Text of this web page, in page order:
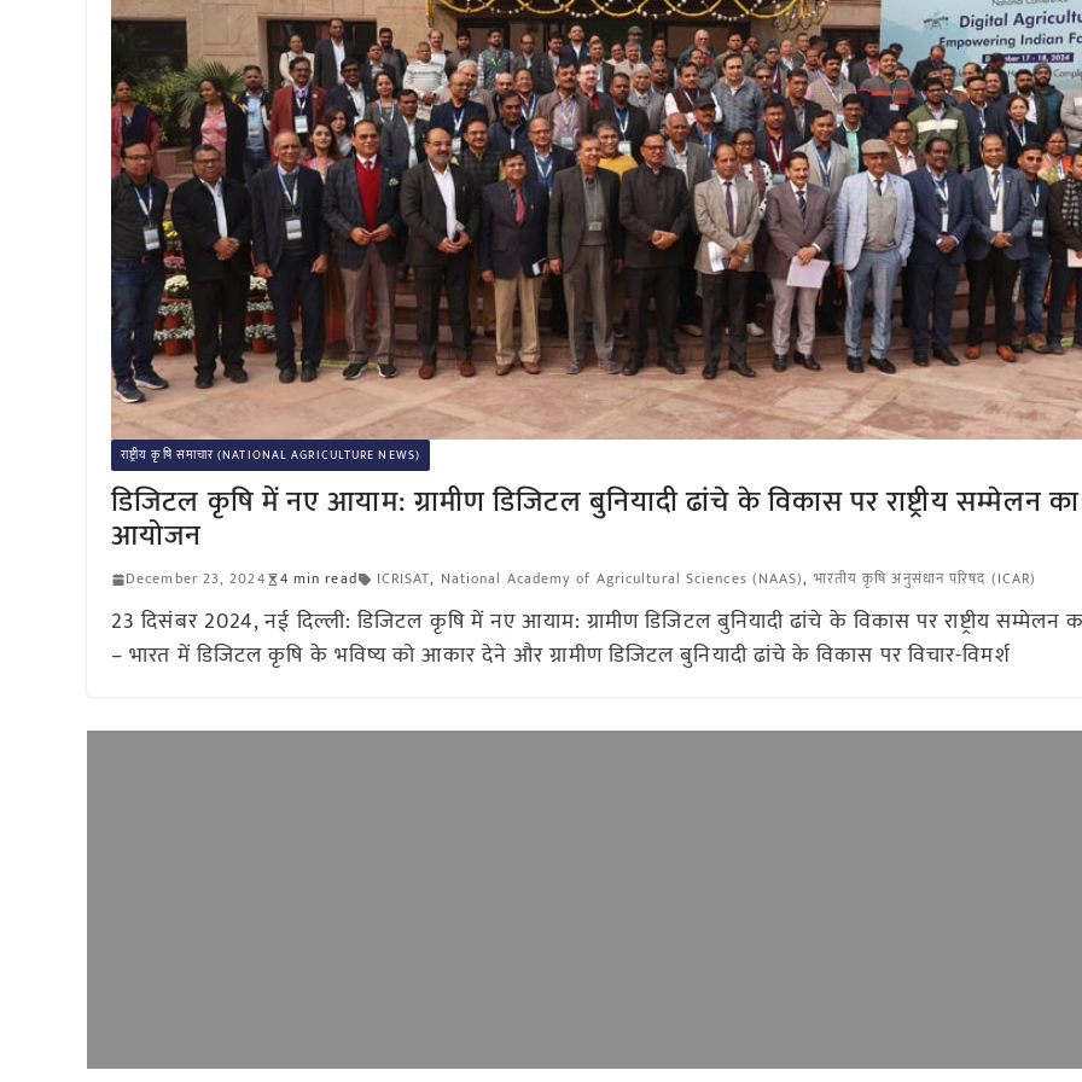
राष्ट्रीय कृषि समाचार (NATIONAL AGRICULTURE NEWS)
डिजिटल कृषि में नए आयाम: ग्रामीण डिजिटल बुनियादी ढांचे के विकास पर राष्ट्रीय सम्मेलन का
आयोजन
December 23, 2024 4 min read ICRISAT, National Academy of Agricultural Sciences (NAAS), भारतीय कृषि अनुसंधान परिषद (ICAR)
23 दिसंबर 2024, नई दिल्ली: डिजिटल कृषि में नए आयाम: ग्रामीण डिजिटल बुनियादी ढांचे के विकास पर राष्ट्रीय
– भारत में डिजिटल कृषि के भविष्य को आकार देने और ग्रामीण डिजिटल बुनियादी ढांचे के विकास पर विचार-विमर्श